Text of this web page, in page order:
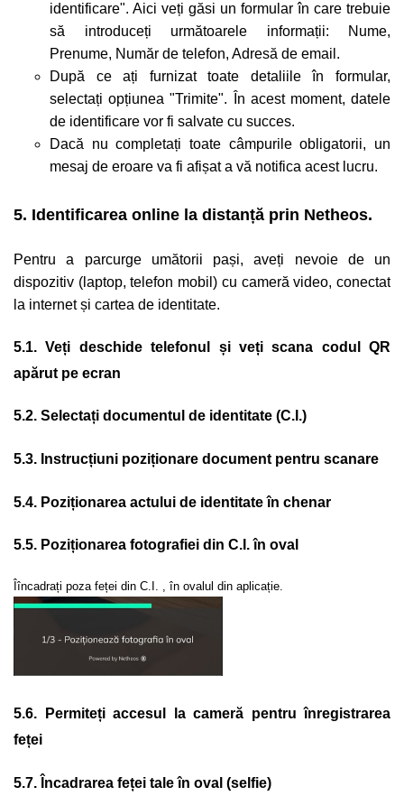
identificare". Aici veți găsi un formular în care trebuie
să introduceți următoarele informații: Nume,
Prenume, Număr de telefon, Adresă de email.
După ce ați furnizat toate detaliile în formular,
selectați opțiunea "Trimite". În acest moment, datele
de identificare vor fi salvate cu succes.
Dacă nu completați toate câmpurile obligatorii, un
mesaj de eroare va fi afișat a vă notifica acest lucru.
5. Identificarea online la distanță prin Netheos.
Pentru a parcurge umătorii pași, aveți nevoie de un
dispozitiv (laptop, telefon mobil) cu cameră video, conectat
la internet și cartea de identitate.
5.1. Veți deschide telefonul și veți scana codul QR
apărut pe ecran
5.2. Selectați documentul de identitate (C.I.)
5.3. Instrucțiuni poziționare document pentru scanare
5.4. Poziționarea actului de identitate în chenar
5.5. Poziționarea fotografiei din C.I. în oval
Îîncadrați poza feței din C.I. , în ovalul din aplicație.
5.6. Permiteți accesul la cameră pentru înregistrarea
feței
5.7. Încadrarea feței tale în oval (selfie)